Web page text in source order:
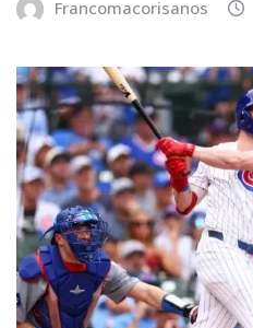
Francomacorisanos